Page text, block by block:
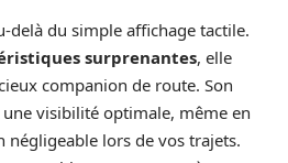
delà du simple affichage tactile.
surprenantes, elle
companion de route. Son
visibilité optimale, même en
négligeable lors de vos trajets.